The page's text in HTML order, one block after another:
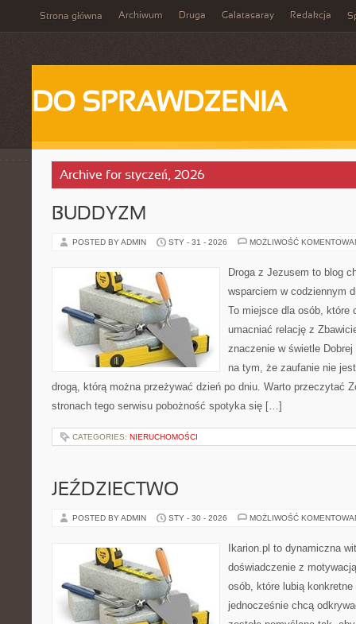
Strona główna Archiwum Druga Galatasaray Redakcja
DO SPRAWDZENIA
Archive for styczeń, 2026
BUDDYZM
POSTED BY ADMIN STY - 31 - 2026 MOŻLIWOŚĆ
Droga z Jezusem to blog
wsparciem w codziennym
To miejsce dla osób, które
umacniać relację z
znaczenie w świetle Dobrej
na tym, że zaufanie nie
drogą, którą można przeżywać dzień po dniu. Warto przeczytać
stronach tego serwisu pobożność spotyka się […]
CATEGORIES: NIERUCHOMOŚCI
JEŹDZIECTWO
POSTED BY ADMIN STY - 30 - 2026 MOŻLIWOŚĆ
Ikarion.pl to dynamiczna
doświadczenie z
osób, które lubią
jednocześnie chcą